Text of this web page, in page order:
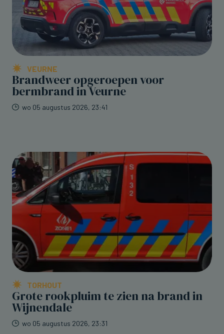
VEURNE
Brandweer opgeroepen voor
bermbrand in Veurne
wo 05 augustus 2026, 23:41
TORHOUT
Grote rookpluim te zien na brand in
Wijnendale
wo 05 augustus 2026, 23:31